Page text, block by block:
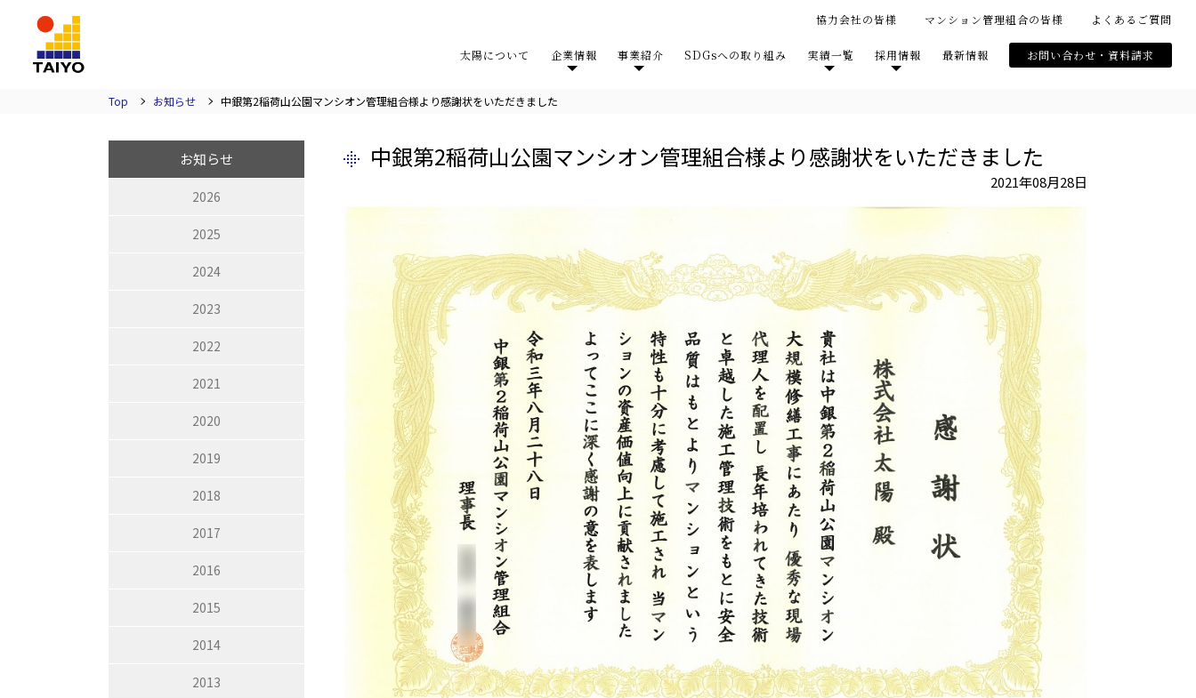
協力会社の皆様 マンション管理組合の皆様 よくあるご質問
太陽について 企業情報 事業紹介 SDGsへの取り組み 実績一覧 採用情報 最新情報 お問い合わせ・資料請求
Top お知らせ 中銀第2稲荷山公園マンシオン管理組合様より感謝状をいただきました
中銀第2稲荷山公園マンシオン管理組合様より感謝状をいただきました
2021年08月28日
お知らせ
2026
2025
2024
2023
2022
2021
2020
2019
2018
2017
2016
2015
2014
2013